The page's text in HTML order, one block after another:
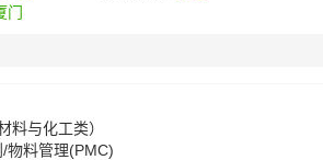
门
料与化工类）
物料管理(PMC)